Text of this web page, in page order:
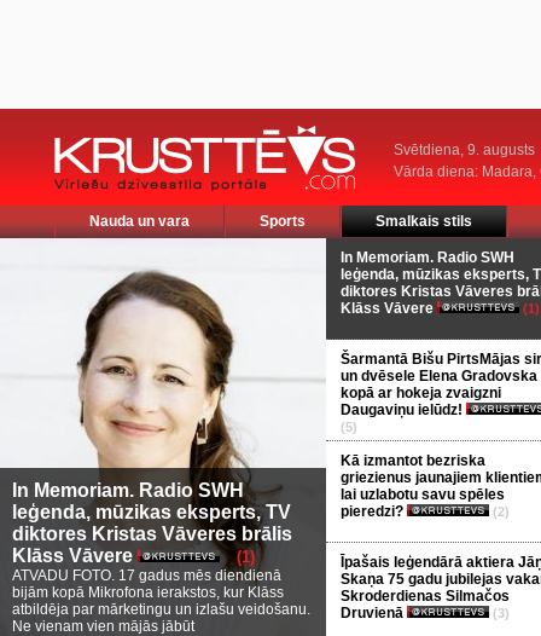
Svētdiena, 9. augusts
Vārda diena: Madara,
Nauda un vara Sports Smalkais stils
In Memoriam. Radio SWH
leģenda, mūzikas eksperts, TV
diktores Kristas Vāveres brālis
Klāss Vāvere
(1)
ATVADU FOTO. 17 gadus mēs diendienā
bijām kopā Mikrofona ierakstos, kur Klāss
atbildēja par mārketingu un izlašu veidošanu.
Ne vienam vien mājās jābūt
In Memoriam. Radio SWH
leģenda, mūzikas eksperts,
diktores Kristas Vāveres
Klāss Vāvere
(1)
Šarmantā Bišu PirtsMājas
un dvēsele Elena Gradovska
kopā ar hokeja zvaigzni
Daugaviņu ielūdz!
(5)
Kā izmantot bezriska
griezienus jaunajiem
lai uzlabotu savu spēles
pieredzi?
(2)
Īpašais leģendārā aktiera
Skaņa 75 gadu jubilejas
Skroderdienas Silmačos
Druvienā
(3)